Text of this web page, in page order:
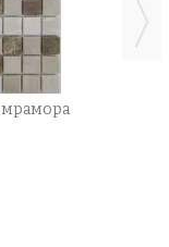
мрамора